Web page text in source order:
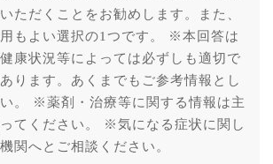
ただくことをお勧めします。また、
もよい選択の1つです。 ※本回答は
康状況等によっては必ずしも適切で
ります。あくまでもご参考情報とし
。 ※薬剤・治療等に関する情報は主
てください。 ※気になる症状に関し
関へとご相談ください。